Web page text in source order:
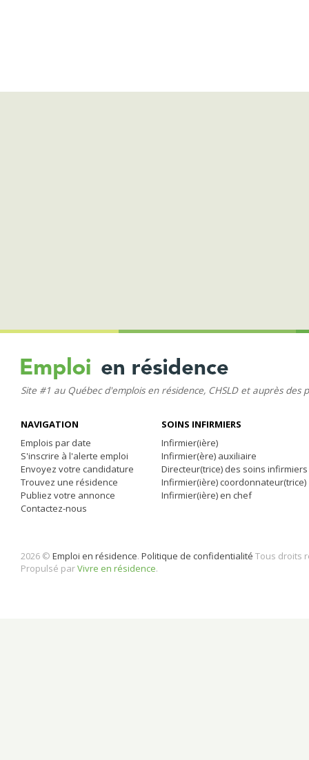
Site #1 au Québec d'emplois en résidence, CHSLD et auprès des
NAVIGATION
Emplois par date
S'inscrire à l'alerte emploi
Envoyez votre candidature
Trouvez une résidence
Publiez votre annonce
Contactez-nous
SOINS INFIRMIERS
Infirmier(ière)
Infirmier(ère) auxiliaire
Directeur(trice) des soins infirmiers
Infirmier(ière) coordonnateur(trice)
Infirmier(ière) en chef
2026 © Emploi en résidence. Politique de confidentialité Tous droits
Propulsé parVivre en résidence.